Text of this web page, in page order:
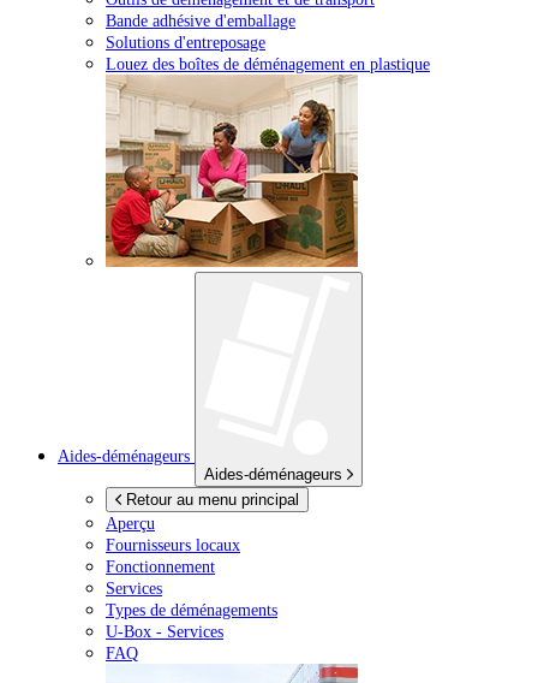
Bande adhésive d'emballage
Solutions d'entreposage
Louez des boîtes de déménagement en plastique
Aides-déménageurs
Aides-déménageurs
Retour au menu principal
Aperçu
Fournisseurs locaux
Fonctionnement
Services
Types de déménagements
U-Box - Services
FAQ